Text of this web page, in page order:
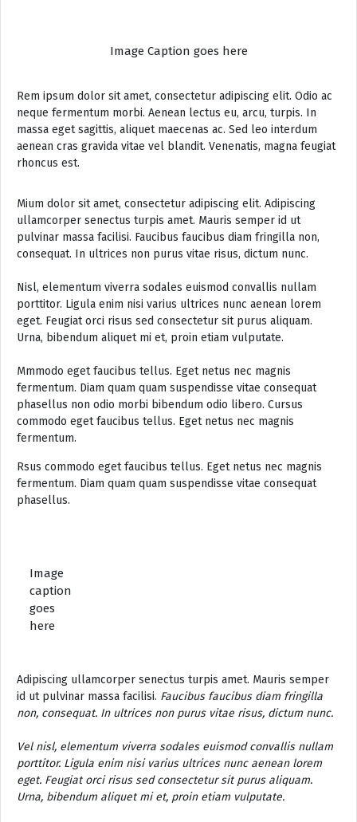
Image Caption goes here
Rem ipsum dolor sit amet, consectetur adipiscing elit. Odio ac
neque fermentum morbi. Aenean lectus eu, arcu, turpis. In
massa eget sagittis, aliquet maecenas ac. Sed leo interdum
aenean cras gravida vitae vel blandit. Venenatis, magna feugiat
rhoncus est.
Mium dolor sit amet, consectetur adipiscing elit. Adipiscing
ullamcorper senectus turpis amet. Mauris semper id ut
pulvinar massa facilisi. Faucibus faucibus diam fringilla non,
consequat. In ultrices non purus vitae risus, dictum nunc.
Nisl, elementum viverra sodales euismod convallis nullam
porttitor. Ligula enim nisi varius ultrices nunc aenean lorem
eget. Feugiat orci risus sed consectetur sit purus aliquam.
Urna, bibendum aliquet mi et, proin etiam vulputate.
Mmmodo eget faucibus tellus. Eget netus nec magnis
fermentum. Diam quam quam suspendisse vitae consequat
phasellus non odio morbi bibendum odio libero. Cursus
commodo eget faucibus tellus. Eget netus nec magnis
fermentum.
Rsus commodo eget faucibus tellus. Eget netus nec magnis
fermentum. Diam quam quam suspendisse vitae consequat
phasellus.
Image
caption
goes
here
Adipiscing ullamcorper senectus turpis amet. Mauris semper
id ut pulvinar massa facilisi. Faucibus faucibus diam fringilla
non, consequat. In ultrices non purus vitae risus, dictum nunc.
Vel nisl, elementum viverra sodales euismod convallis nullam
porttitor. Ligula enim nisi varius ultrices nunc aenean lorem
eget. Feugiat orci risus sed consectetur sit purus aliquam.
Urna, bibendum aliquet mi et, proin etiam vulputate.